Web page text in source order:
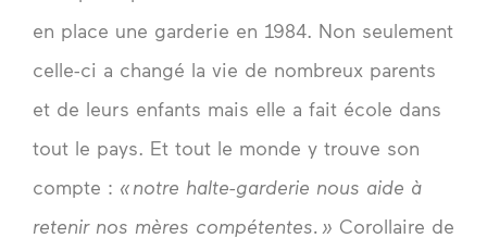
en place une garderie en 1984. Non seulement
celle-ci a changé la vie de nombreux parents
et de leurs enfants mais elle a fait école dans
tout le pays. Et tout le monde y trouve son
compte : « notre halte-garderie nous aide à
retenir nos mères compétentes. » Corollaire de